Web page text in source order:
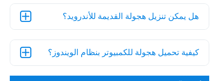
هل يمكن تنزيل هجولة القديمة للأندرويد؟
كيفية تحميل هجولة للكمبيوتر بنظام الويندوز؟